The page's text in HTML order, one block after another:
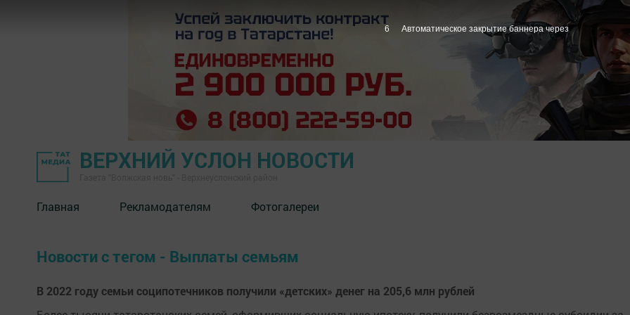
ВЕРХНИЙ УСЛОН НОВОСТИ
Главная Рекламодателям Фотогалереи
Новости с тегом - Выплаты семьям
В 2022 году семьи соципотечников получили «детских» денег на 205,6 млн рублей
5 Автоматическое закрытие баннера через